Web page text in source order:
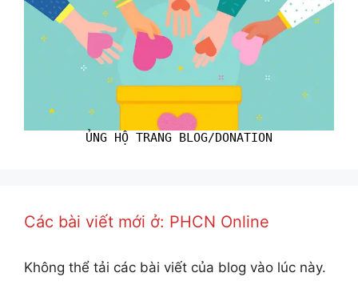
ỦNG HỘ TRANG BLOG/DONATION
Các bài viết mới ở: PHCN Online
Không thể tải các bài viết của blog vào lúc này.